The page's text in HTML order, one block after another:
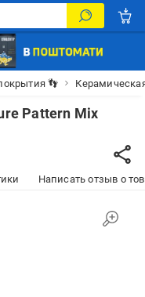
👣
Pattern Mix
Написать отзыв о